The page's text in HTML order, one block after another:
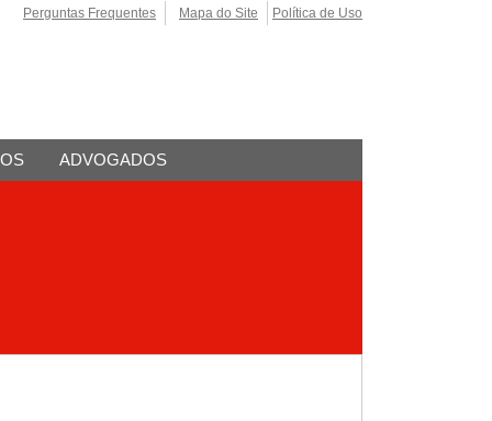
Perguntas Frequentes Mapa do Site Política de Uso
ADVOGADOS